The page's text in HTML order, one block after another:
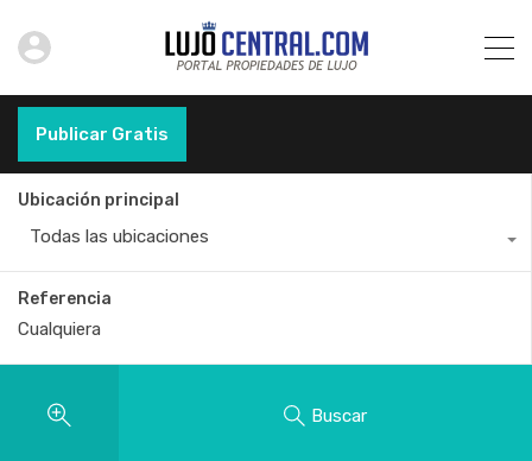
Publicar Gratis
Ubicación principal
Todas las ubicaciones
Referencia
Buscar